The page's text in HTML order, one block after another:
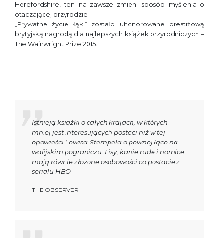
Herefordshire, ten na zawsze zmieni sposób myślenia o
otaczającej przyrodzie.
„Prywatne życie łąki” zostało uhonorowane prestiżową
brytyjską nagrodą dla najlepszych książek przyrodniczych –
The Wainwright Prize 2015.
Istnieją książki o całych krajach, w których
mniej jest interesujących postaci niż w tej
opowieści Lewisa-Stempela o pewnej łące na
walijskim pograniczu. Lisy, kanie rude i nornice
mają równie złożone osobowości co postacie z
serialu HBO
THE OBSERVER